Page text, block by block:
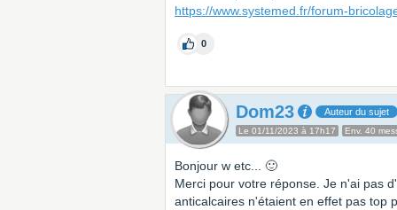
https://www.systemed.fr/forum-
0
Dom23 Auteur du sujet
Le 01/11/2023 à 17h17 Env. 40
Bonjour w etc... 🙂
Merci pour votre réponse. Je n'ai pas
anticalcaires n'étaient en effet pas top